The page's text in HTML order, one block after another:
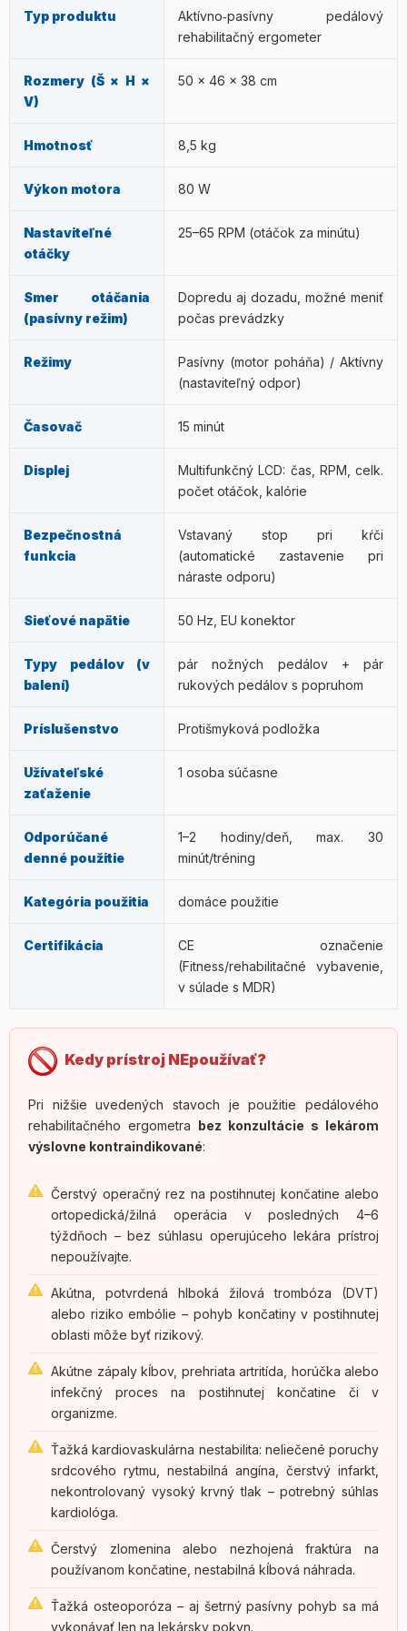
končatinu z pedála, jemne premasírujte postihnutú
svalovú skupinu a vyčkajte niekoľko minút, kým kŕč
povolí. Ak sa kŕče opakujú alebo sú sprevádzané
výraznou bolesťou,
porozprávajte sa s ošetrujúcim
lekárom alebo fyzioterapeutom
Typ produktu
Aktívno‑pasívny pedálový
rehabilitačný ergometer
Rozmery (Š × H ×
V)
50 × 46 × 38 cm
Hmotnosť 8,5 kg
Výkon motora 80 W
Nastaviteľné
otáčky
25–65 RPM (otáčok za minútu)
Smer otáčania
(pasívny režim)
Dopredu aj dozadu, možné meniť
počas prevádzky
Režimy
Pasívny (motor poháňa) / Aktívny
(nastaviteľný odpor)
Časovač 15 minút
Displej
Multifunkčný LCD: čas, RPM, celk.
počet otáčok, kalórie
Bezpečnostná
funkcia
Vstavaný stop pri kŕči
(automatické zastavenie pri
náraste odporu)
Sieťové napätie 50 Hz, EU konektor
Typy pedálov (v
balení)
pár nožných pedálov + pár
rukových pedálov s popruhom
Príslušenstvo Protišmyková podložka
Užívateľské
zaťaženie
1 osoba súčasne
Odporúčané
denné použitie
1–2 hodiny/deň, max. 30
minút/tréning
Kategória použitia domáce použitie
Certifikácia
CE označenie
(Fitness/rehabilitačné vybavenie,
v súlade s MDR)
Kedy prístroj NEpoužívať?
Pri nižšie uvedených stavoch je použitie pedálového
rehabilitačného ergometra bez konzultácie s lekárom
výslovne kontraindikované:
Čerstvý operačný rez na postihnutej končatine alebo
ortopedická/žilná operácia v posledných 4–6
týždňoch – bez súhlasu operujúceho lekára prístroj
nepoužívajte.
Akútna, potvrdená hlboká žilová trombóza (DVT)
alebo riziko embólie – pohyb končatiny v postihnutej
oblasti môže byť rizikový.
Akútne zápaly kĺbov, prehriata artritída, horúčka alebo
infekčný proces na postihnutej končatine či v
organizme.
Ťažká kardiovaskulárna nestabilita: neliečené poruchy
srdcového rytmu, nestabilná angína, čerstvý infarkt,
nekontrolovaný vysoký krvný tlak – potrebný súhlas
kardiológa.
Čerstvý zlomenina alebo nezhojená fraktúra na
používanom končatine, nestabilná kĺbová náhrada.
Ťažká osteoporóza – aj šetrný pasívny pohyb sa má
vykonávať len na lekársky pokyn.